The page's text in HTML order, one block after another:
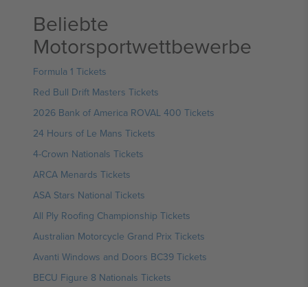
Beliebte
Motorsportwettbewerbe
Formula 1 Tickets
Red Bull Drift Masters Tickets
2026 Bank of America ROVAL 400 Tickets
24 Hours of Le Mans Tickets
4-Crown Nationals Tickets
ARCA Menards Tickets
ASA Stars National Tickets
All Ply Roofing Championship Tickets
Australian Motorcycle Grand Prix Tickets
Avanti Windows and Doors BC39 Tickets
BECU Figure 8 Nationals Tickets